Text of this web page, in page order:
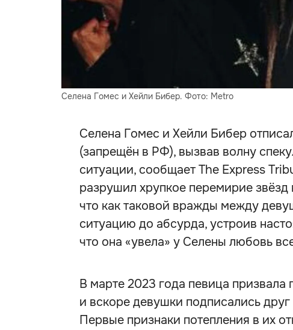
Селена Гомес и Хейли Бибер. Фото: Metro
Селена Гомес и Хейли Бибер
(запрещён в РФ), вызвав волну
ситуации, сообщает The Express
разрушил хрупкое перемирие
что как таковой вражды между
ситуацию до абсурда, устроив
что она «увела» у Селены любовь
В марте 2023 года певица призвала
и вскоре девушки подписались
Первые признаки потепления в их